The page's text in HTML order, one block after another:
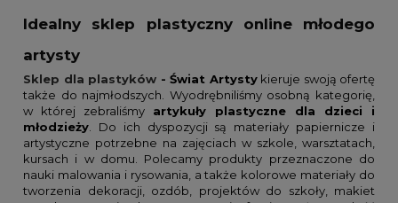
Idealny sklep plastyczny online młodego
artysty
Sklep dla plastyków - Świat Artystykieruje swoją ofertę
także do najmłodszych. Wyodrębniliśmy osobną kategorię,
w której zebraliśmy artykuły plastyczne dla dzieci i
młodzieży . Do ich dyspozycji są materiały papiernicze i
artystyczne potrzebne na zajęciach w szkole, warsztatach,
kursach i w domu. Polecamy produkty przeznaczone do
nauki malowania i rysowania, a także kolorowe materiały do
tworzenia dekoracji, ozdób, projektów do szkoły, makiet